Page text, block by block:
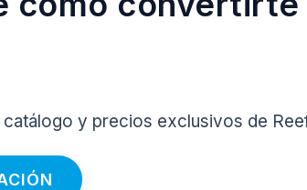
y precios exclusivos de